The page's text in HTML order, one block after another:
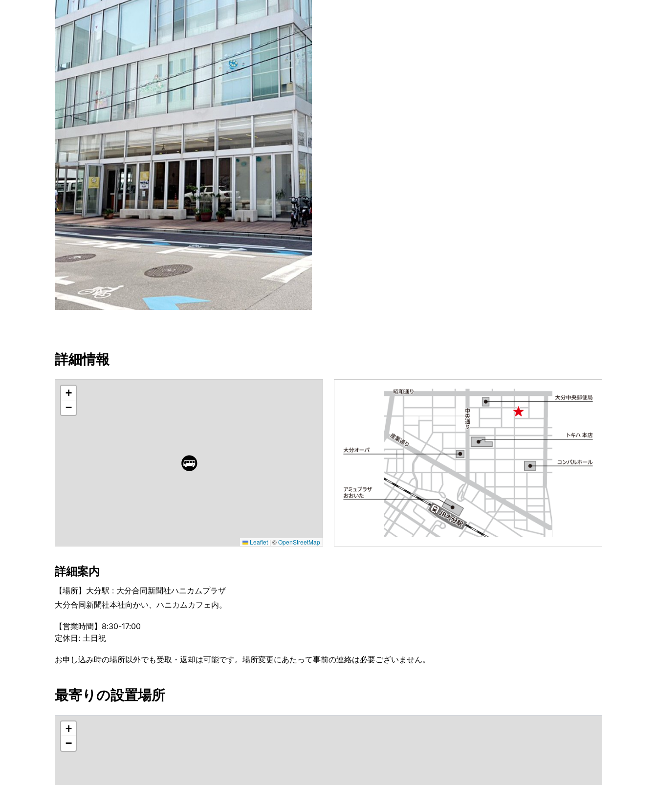
詳細情報
+
−
Leaflet | ©OpenStreetMap
詳細案内
【場所】大分駅 : 大分合同新聞社ハニカムプラザ
大分合同新聞社本社向かい、ハニカムカフェ内。
【営業時間】8:30-17:00
定休日: 土日祝
お申し込み時の場所以外でも受取・返却は可能です。場所変更にあたって事前の連絡は必要ございません。
最寄りの設置場所
+
−